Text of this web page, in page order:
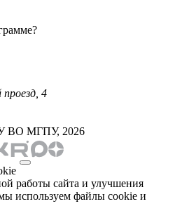
проезд, 4
ВО МГПУ, 2026
работы сайта и улучшения
используем файлы cookie и